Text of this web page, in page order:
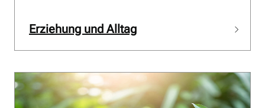
Erziehung und Alltag